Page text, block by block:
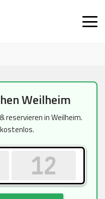
Weilheim
reservieren in Weilheim.